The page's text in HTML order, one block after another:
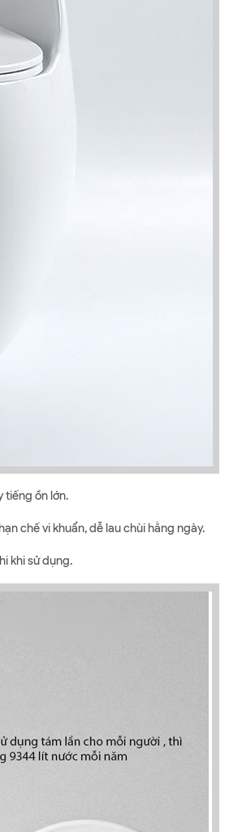
tiếng ồn lớn.
chế vi khuẩn, dễ lau chùi hằng ngày.
khi sử dụng.